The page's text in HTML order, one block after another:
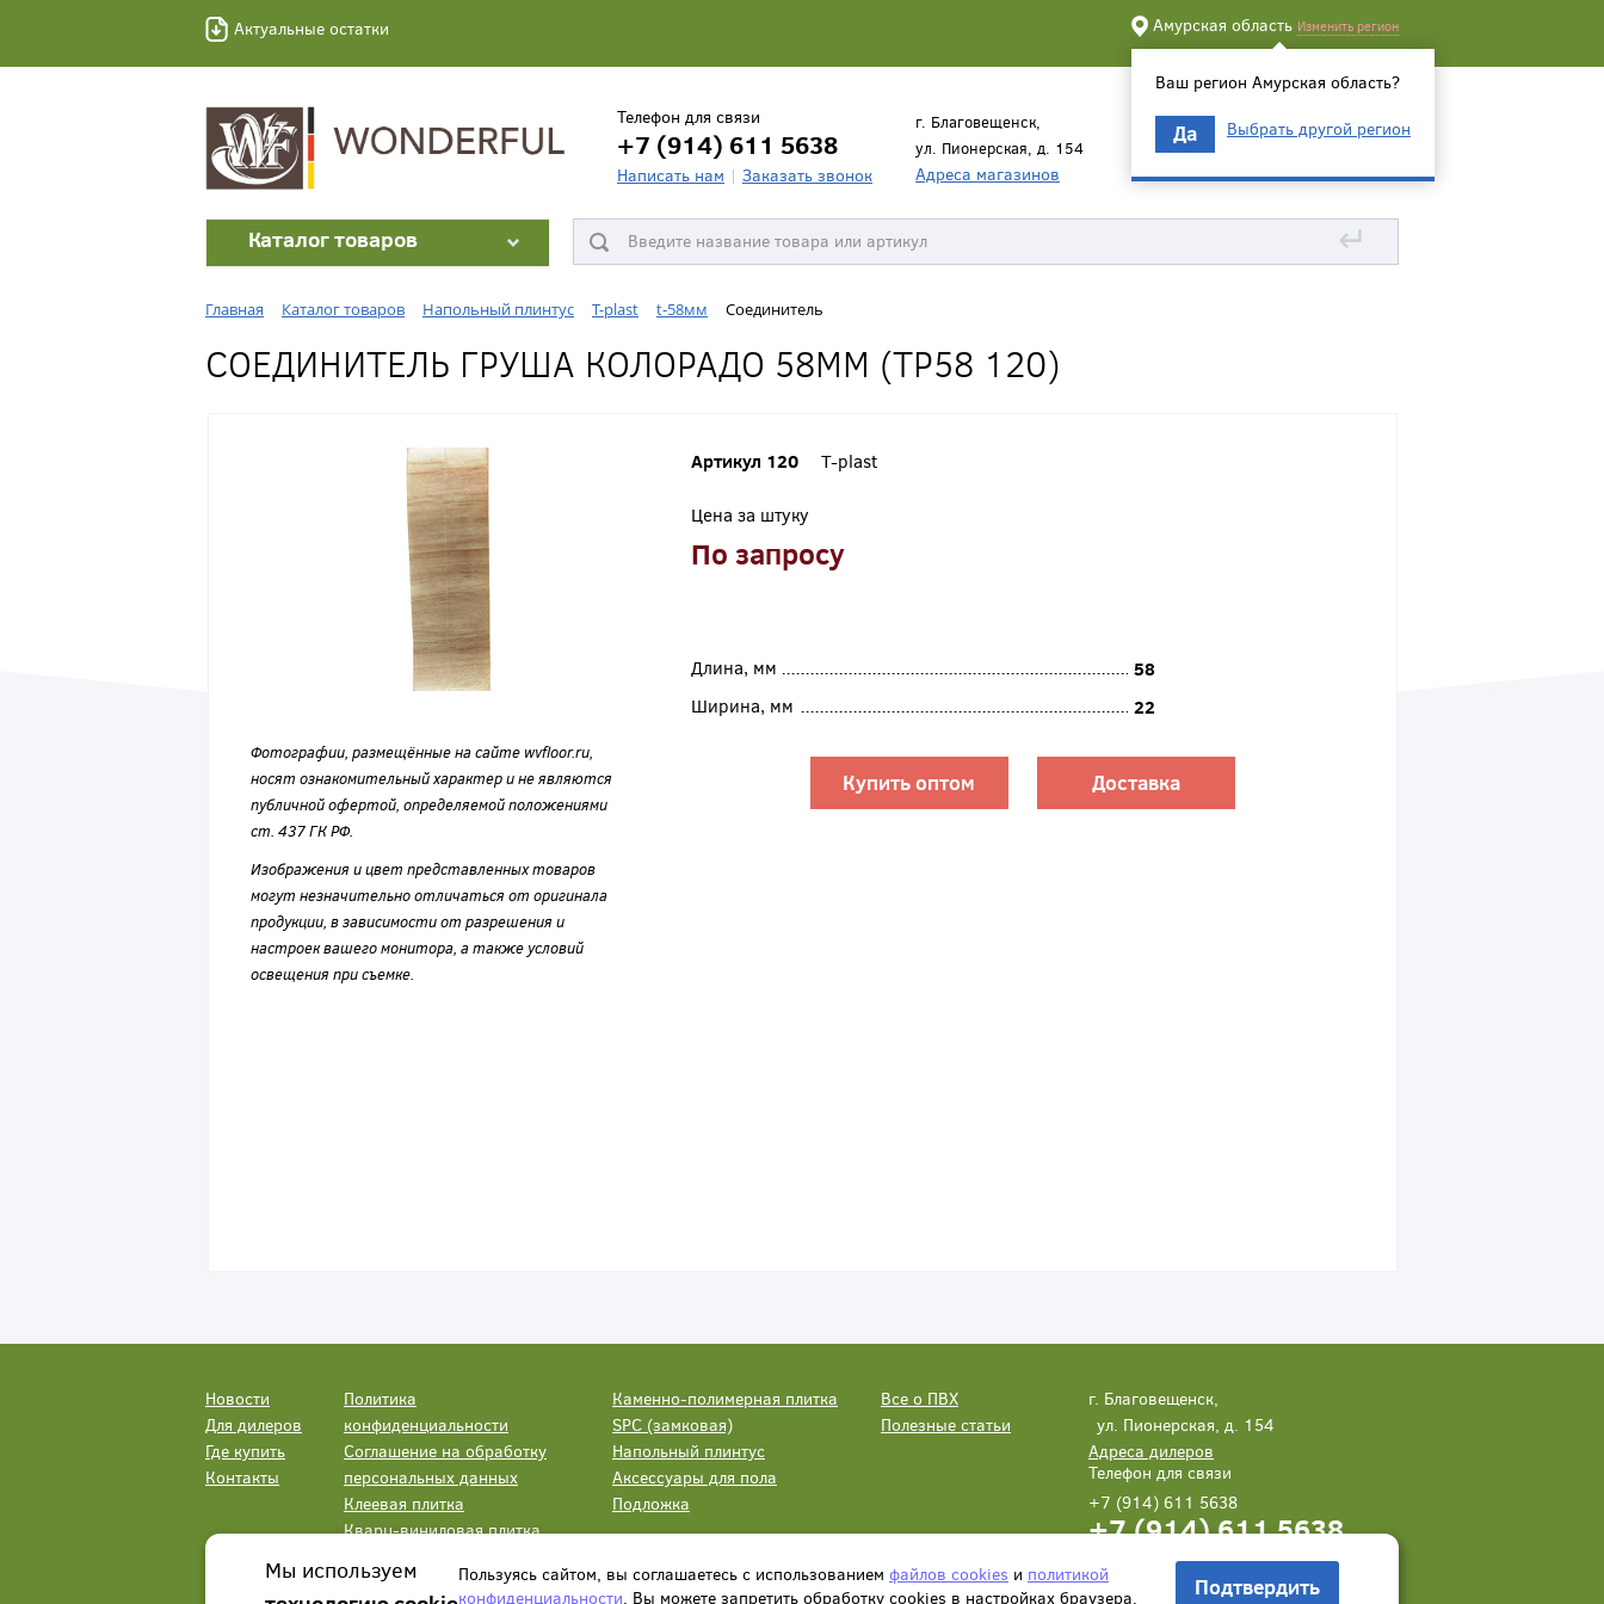
Актуальные остатки Амурская область Изменить регион
Ваш регион Амурская область?
Да Выбрать другой регион
Телефон для связи
+7 (914) 611 5638
Написать нам Заказать звонок
г. Благовещенск,
ул. Пионерская, д. 154
Адреса магазинов
Каталог товаров ↵
Главная Каталог товаров Напольный плинтус T-plast t-58мм Соединитель
СОЕДИНИТЕЛЬ ГРУША КОЛОРАДО 58ММ (ТР58 120)
Фотографии, размещённые на сайте wvfloor.ru,
носят ознакомительный характер и не являются
публичной офертой, определяемой положениями
ст. 437 ГК РФ.
Изображения и цвет представленных товаров
могут незначительно отличаться от оригинала
продукции, в зависимости от разрешения и
настроек вашего монитора, а также условий
освещения при съемке.
Артикул 120 T-plast
Цена за штуку
По запросу
Длина, мм
58
Ширина, мм
22
Купить оптом Доставка
Новости
Для дилеров
Где купить
Контакты
Политика
конфиденциальности
Соглашение на обработку
персональных данных
Клеевая плитка
Кварц-виниловая плитка
Каменно-полимерная плитка
SPC (замковая)
Напольный плинтус
Аксессуары для пола
Подложка
Все о ПВХ
Полезные статьи
г. Благовещенск,
ул. Пионерская, д. 154
Адреса дилеров
Телефон для связи
+7 (914) 611 5638
+7 (914) 611 5638
Написать нам Заказать звонок
Мы используем
Пользуясь сайтом, вы соглашаетесь с использованием файлов cookies и политикой
конфиденциальности. Вы можете запретить обработку сookies в настройках браузера. Подтвердить